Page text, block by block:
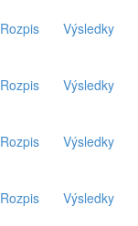
Rozpis Výsledky
Rozpis Výsledky
Rozpis Výsledky
Rozpis Výsledky